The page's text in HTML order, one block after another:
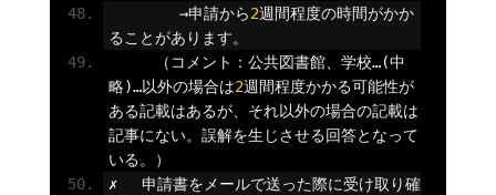
        →申請から
2週間程度の時間がかか
ることがあります。
（コメント：公共図書館、学校…(中
略)…以外の場合は2週間程度かかる可能性が
ある記載はあるが、それ以外の場合の記載は
記事にない。誤解を生じさせる回答となって
いる。）
✗
申請書をメールで送った際に受け取り確